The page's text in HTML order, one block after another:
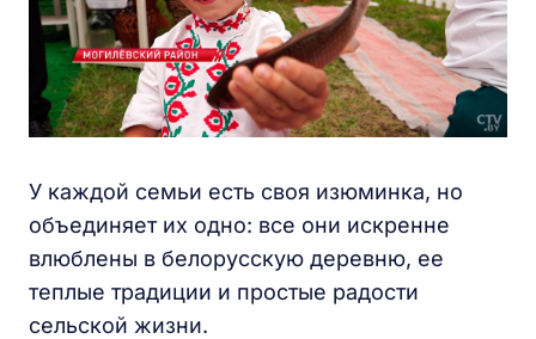
У каждой семьи есть своя изюминка, но
объединяет их одно: все они искренне
влюблены в белорусскую деревню, ее
теплые традиции и простые радости
сельской жизни.